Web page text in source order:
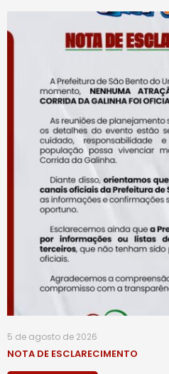
5 de agosto de 2026
NOTA DE ESCLARECIMENTO